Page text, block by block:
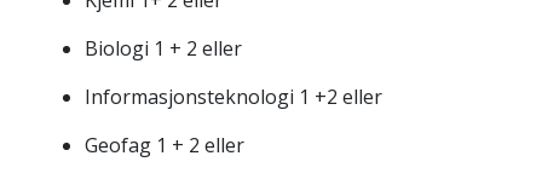
Biologi 1 + 2 eller
Informasjonsteknologi 1 +2 eller
Geofag 1 + 2 eller